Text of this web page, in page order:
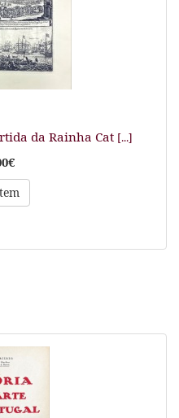
da Rainha Cat [...]